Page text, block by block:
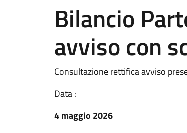
Bilancio
avviso con
Consultazione rettifica avviso
Data :
4 maggio 2026